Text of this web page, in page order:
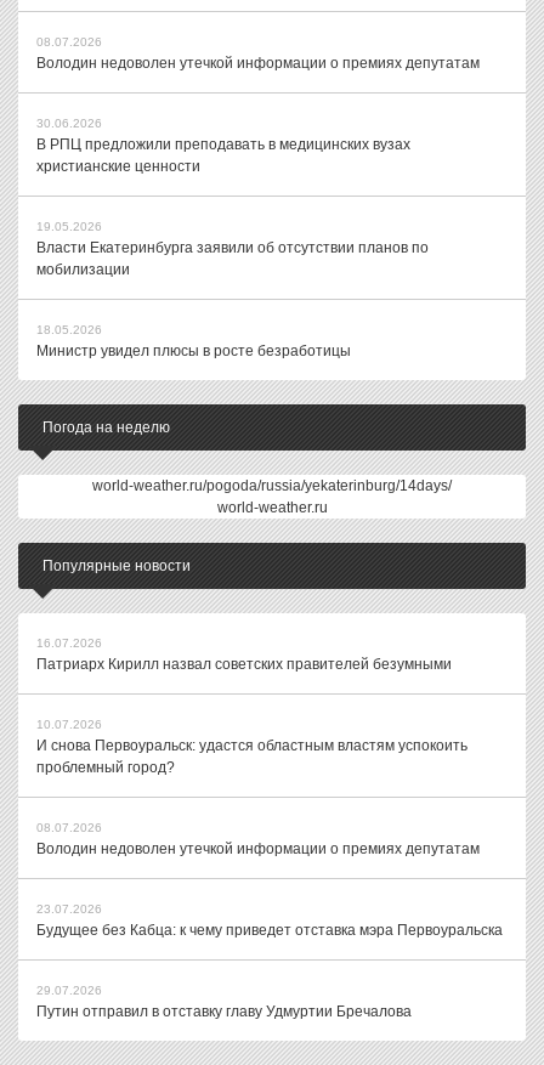
08.07.2026
Володин недоволен утечкой информации о премиях депутатам
30.06.2026
В РПЦ предложили преподавать в медицинских вузах
христианские ценности
19.05.2026
Власти Екатеринбурга заявили об отсутствии планов по
мобилизации
18.05.2026
Министр увидел плюсы в росте безработицы
Погода на неделю
world-weather.ru/pogoda/russia/yekaterinburg/14days/
world-weather.ru
Популярные новости
16.07.2026
Патриарх Кирилл назвал советских правителей безумными
10.07.2026
И снова Первоуральск: удастся областным властям успокоить
проблемный город?
08.07.2026
Володин недоволен утечкой информации о премиях депутатам
23.07.2026
Будущее без Кабца: к чему приведет отставка мэра Первоуральска
29.07.2026
Путин отправил в отставку главу Удмуртии Бречалова